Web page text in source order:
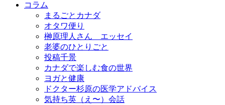
コラム
まるごとカナダ
オタワ便り
榊原理人さん エッセイ
老婆のひとりごと
投稿千景
カナダで楽しむ食の世界
ヨガと健康
ドクター杉原の医学アドバイス
気持ち英（え〜）会話